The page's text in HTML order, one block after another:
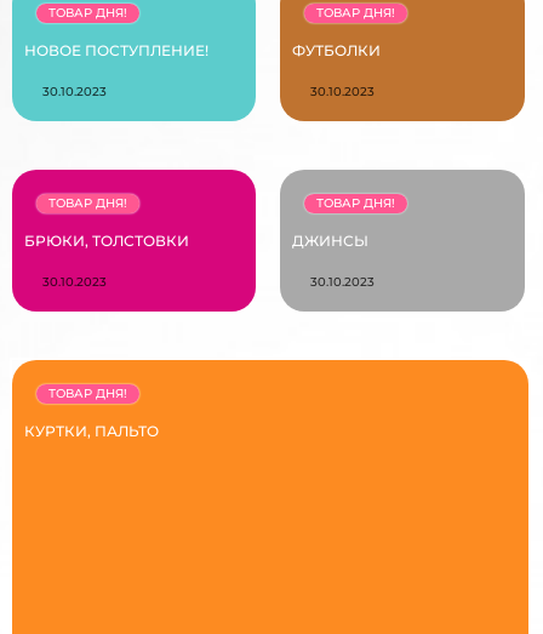
НОВОЕ ПОСТУПЛЕНИЕ!
ТОВАР ДНЯ!
30.10.2023
ФУТБОЛКИ
ТОВАР ДНЯ!
30.10.2023
БРЮКИ, ТОЛСТОВКИ
ТОВАР ДНЯ!
30.10.2023
ДЖИНСЫ
ТОВАР ДНЯ!
30.10.2023
КУРТКИ, ПАЛЬТО
ТОВАР ДНЯ!